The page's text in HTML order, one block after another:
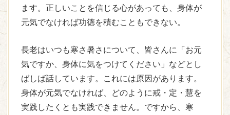
ます。正しいことを信じる心があっても、身体が
元気でなければ功徳を積むこともできない。
長老はいつも寒さ暑さについて、皆さんに「お元
気ですか、身体に気をつけてください」などとし
ばしば話しています。これには原因があります。
身体が元気でなければ、どのように戒・定・慧を
実践したくとも実践できません。ですから、寒